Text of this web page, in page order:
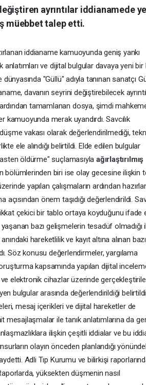
ayrıntılar iddianamede
müebbet talep etti.
iddianame kamuoyunda geniş yankı
anlatımları ve dijital bulgular davaya yeni
"Güllü" adıyla tanınan sanatçı
davanın seyrini değiştirebilecek
tamamlanan dosya, şimdi
merak uyandırdı. Savcılık
vakası olarak değerlendirilmediği,
ele alındığı belirtildi. Elde edilen bulgular
öldürme" suçlamasıyla ağırlaştırılmış
bölümlerinden biri ise olay gecesine ilişkin
yapılan çalışmaların ardından
önem taşıdığı değerlendirildi.
çekici bir tablo ortaya koyduğunu ifade
bazı gelişmelerin tesadüf olmadığı
hareketlilik ve kayıt altına alınan bazı
Söz konusu değerlendirmeler, yargılama
kapsamında yapılan dijital
ve elektronik cihazlar üzerinde
bulgular arasında değerlendirildiği
mesaj içerikleri ve dijital hareketler de
mesajlaşmalar ile tanık anlatımlarına da
ilişkin çeşitli iddialar ve bu
olayın önceden planlandığı
Adli Tıp Kurumu ve bilirkişi
yüksekten düşmenin nasıl